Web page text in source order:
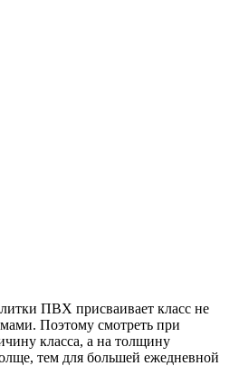
ПВХ присваивает класс не
Поэтому смотреть при
класса, а на толщину
тем для большей ежедневной